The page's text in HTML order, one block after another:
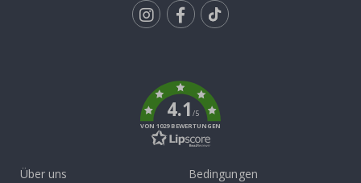
4.1/5
VON 1029 BEWERTUNGEN
Über uns
Bedingungen